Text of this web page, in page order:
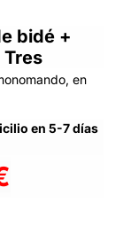
bidé +
en
en 5-7 días